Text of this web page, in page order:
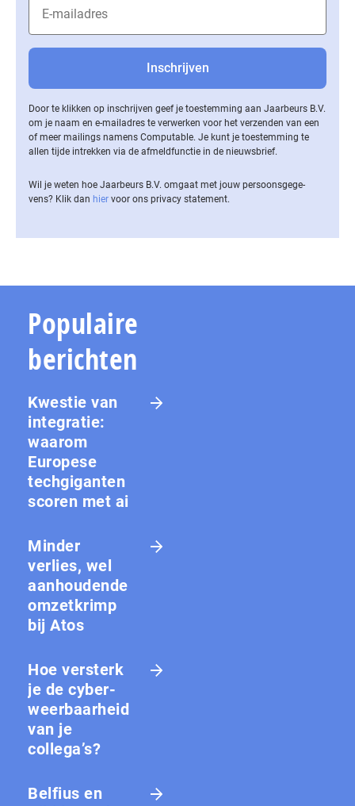
Door te klikken op inschrijven geef je toestemming aan Jaarbeurs B.V.
om je naam en e-mailadres te verwerken voor het verzenden van een
of meer mailings namens Computable. Je kunt je toestemming te
allen tijde intrekken via de af­meld­func­tie in de nieuwsbrief.
Wil je weten hoe Jaarbeurs B.V. omgaat met jouw per­soons­ge­ge­
vens? Klik dan hier voor ons privacy statement.
Populaire
berichten
Kwestie van
integratie:
waarom
Europese
techgiganten
scoren met ai
Minder
verlies, wel
aanhoudende
omzetkrimp
bij Atos
Hoe versterk
je de cy­ber­
weer­baar­heid
van je
collega’s?
Belfius en